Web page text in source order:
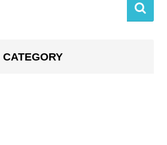
CATEGORY